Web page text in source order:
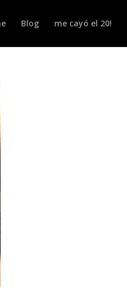
Blog me cayó el 20!